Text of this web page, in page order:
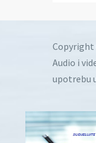
Copyright
Audio i
upotrebu